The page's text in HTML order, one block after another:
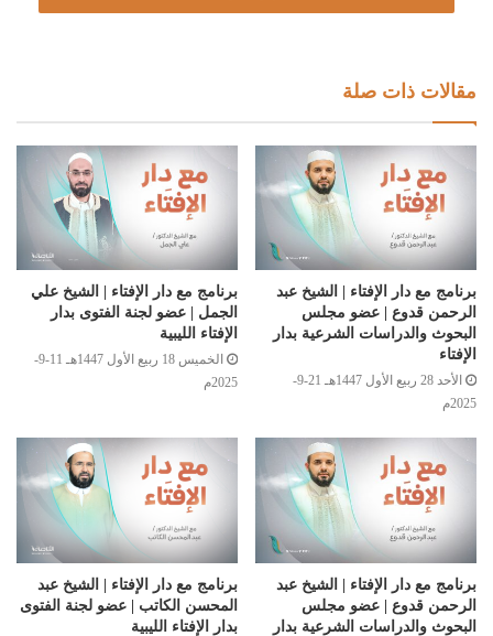
مقالات ذات صلة
برنامج مع دار الإفتاء | الشيخ عبد
الرحمن قدوع | عضو مجلس
البحوث والدراسات الشرعية بدار
الإفتاء
الأحد 28 ربيع الأول 1447هـ 21-9-
2025م
برنامج مع دار الإفتاء | الشيخ علي
الجمل | عضو لجنة الفتوى بدار
الإفتاء الليبية
الخميس 18 ربيع الأول 1447هـ 11-9-
2025م
برنامج مع دار الإفتاء | الشيخ عبد
الرحمن قدوع | عضو مجلس
البحوث والدراسات الشرعية بدار
برنامج مع دار الإفتاء | الشيخ عبد
المحسن الكاتب | عضو لجنة الفتوى
بدار الإفتاء الليبية